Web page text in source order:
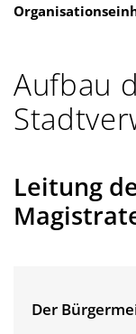
Aufbau
Leitung
Der